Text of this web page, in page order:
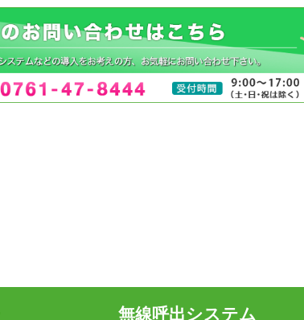
無線呼出システム